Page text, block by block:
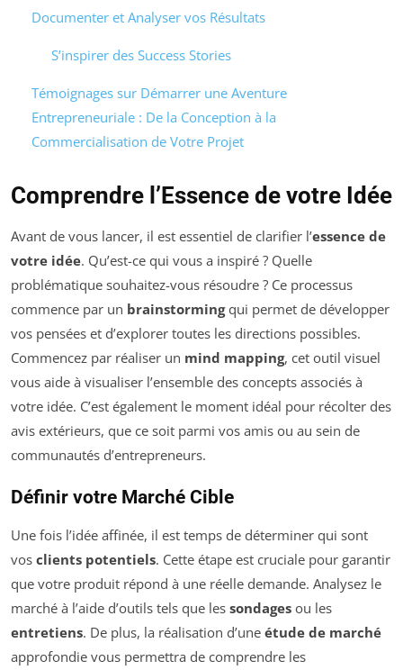
Documenter et Analyser vos Résultats
S’inspirer des Success Stories
Témoignages sur Démarrer une Aventure
Entrepreneuriale : De la Conception à la
Commercialisation de Votre Projet
Comprendre l’Essence de votre Idée
Avant de vous lancer, il est essentiel de clarifier l’essence de
votre idée. Qu’est-ce qui vous a inspiré ? Quelle
problématique souhaitez-vous résoudre ? Ce processus
commence par un brainstormingqui permet de développer
vos pensées et d’explorer toutes les directions possibles.
Commencez par réaliser un mind mapping, cet outil visuel
vous aide à visualiser l’ensemble des concepts associés à
votre idée. C’est également le moment idéal pour récolter des
avis extérieurs, que ce soit parmi vos amis ou au sein de
communautés d’entrepreneurs.
Définir votre Marché Cible
Une fois l’idée affinée, il est temps de déterminer qui sont
vos clients potentiels. Cette étape est cruciale pour garantir
que votre produit répond à une réelle demande. Analysez le
marché à l’aide d’outils tels que les sondages ou les
entretiens. De plus, la réalisation d’une étude de marché
approfondie vous permettra de comprendre les